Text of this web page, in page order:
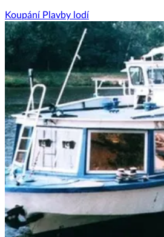
Koupání Plavby lodí